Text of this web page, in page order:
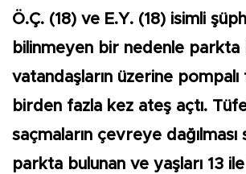
Ö.Ç. (18) ve E.Y. (18) isimli
bilinmeyen bir nedenle parkta
vatandaşların üzerine
birden fazla kez ateş açtı.
saçmaların çevreye dağılması
parkta bulunan ve yaşları 13